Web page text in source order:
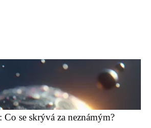
Co se skrývá za neznámým?